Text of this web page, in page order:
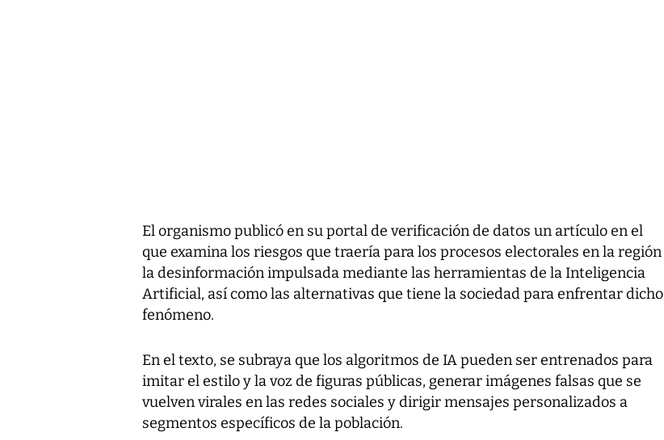
El organismo publicó en su portal de verificación de datos un artículo en el
que examina los riesgos que traería para los procesos electorales en la región
la desinformación impulsada mediante las herramientas de la Inteligencia
Artificial, así como las alternativas que tiene la sociedad para enfrentar dicho
fenómeno.
En el texto, se subraya que los algoritmos de IA pueden ser entrenados para
imitar el estilo y la voz de figuras públicas, generar imágenes falsas que se
vuelven virales en las redes sociales y dirigir mensajes personalizados a
segmentos específicos de la población.